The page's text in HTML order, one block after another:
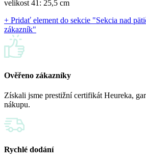
velikost 41: 25,5 cm
+ Pridať element do sekcie "Sekcia nad
zákazník"
Ověřeno zákazníky
Získali jsme prestižní certifikát Heureka,
nákupu.
Rychlé dodání